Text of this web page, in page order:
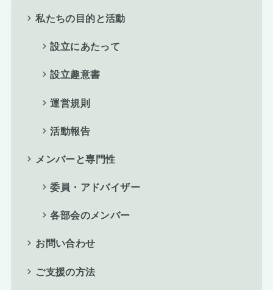
私たちの目的と活動
設立にあたって
設立趣意書
運営規則
活動報告
メンバーと専門性
委員・アドバイザー
各部会のメンバー
お問い合わせ
ご支援の方法